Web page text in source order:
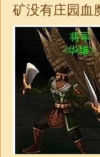
矿没有庄园血